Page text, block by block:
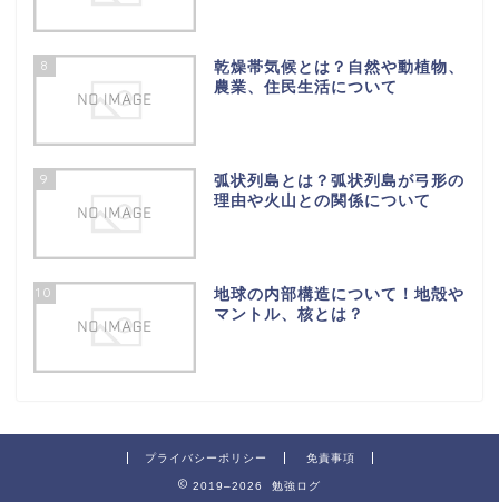
8
乾燥帯気候とは？自然や動植物、
農業、住民生活について
9
弧状列島とは？弧状列島が弓形の
理由や火山との関係について
10
地球の内部構造について！地殻や
マントル、核とは？
プライバシーポリシー 免責事項
2019–2026 勉強ログ